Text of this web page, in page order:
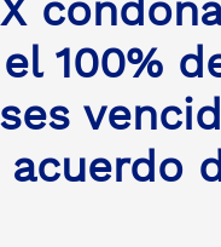
condona
100%
acuerdo